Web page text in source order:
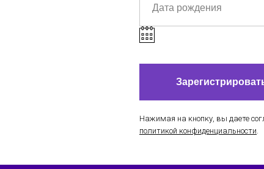
Нажимая на кнопку, вы даете
политикой конфиденциальности.